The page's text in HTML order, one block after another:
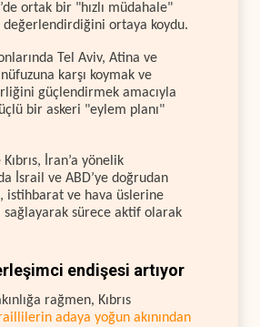
ortak bir "hızlı müdahale"
değerlendirdiğini ortaya koydu.
Tel Aviv, Atina ve
karşı koymak ve
güçlendirmek amacıyla
bir askeri "eylem planı"
İran’a yönelik
İsrail ve ABD’ye doğrudan
istihbarat ve hava üslerine
sağlayarak sürece aktif olarak
endişesi artıyor
rağmen, Kıbrıs
adaya yoğun akınından